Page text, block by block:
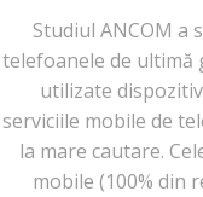
Studiul ANCOM a
telefoanele de ultimă
utilizate
serviciile mobile de
la mare cautare.
mobile (100% din